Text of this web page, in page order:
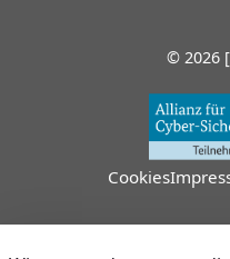
© 2026
Cookies